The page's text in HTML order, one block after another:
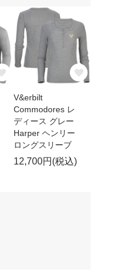
V&erbilt
Commodores レ
ディース グレー
Harper ヘンリー
ロングスリーブ
12,700円(税込)